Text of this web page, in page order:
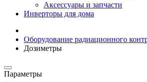
Аксессуары и запчасти
Инверторы для дома
Оборудование радиационного
Дозиметры
Параметры